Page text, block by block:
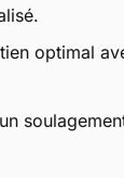
optimal